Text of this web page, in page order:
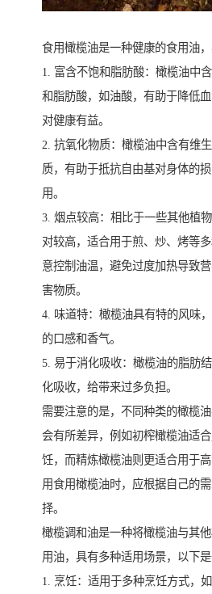
食用橄榄油是一种健康的食用油，
1. 富含不饱和脂肪酸：橄榄油中
和脂肪酸，如油酸，有助于降低血
对健康有益。
2. 抗氧化物质：橄榄油中含有维
质，有助于抵抗自由基对身体的
用。
3. 烟点较高：相比于一些其他植
对较高，适合用于煎、炒、烤等
意控制油温，避免过度加热导致
害物质。
4. 味道特：橄榄油具有特的风味
的口感和香气。
5. 易于消化吸收：橄榄油的脂肪
化吸收，给带来过多负担。
需要注意的是，不同种类的橄榄
会有所差异，例如初榨橄榄油适
饪，而精炼橄榄油则更适合用于
用食用橄榄油时，应根据自己的
择。
橄榄调和油是一种将橄榄油与其
用油，具有多种适用场景，以下是
1. 烹饪：适用于多种烹饪方式，